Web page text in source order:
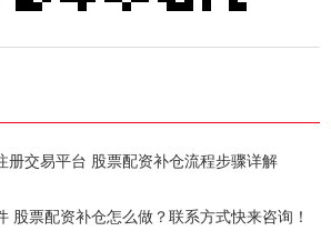
册交易平台 股票配资补仓流程步骤详解
股票配资补仓怎么做？联系方式快来咨询！